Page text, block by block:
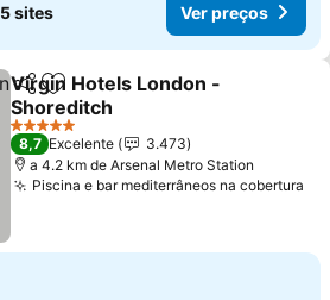
5 sites Ver preços
PartilharAdicionar aos favoritos
Virgin Hotels London -
Shoreditch
Ver preços
5 Estrelas
8,7 Excelente
3.473
a 4.2 km de Arsenal Metro Station
Piscina e bar mediterrâneos na cobertura